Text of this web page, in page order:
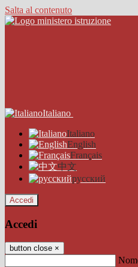
Salta al contenuto
Italiano
Italiano
English
Français
中文
русский
Accedi
Accedi
button close ×